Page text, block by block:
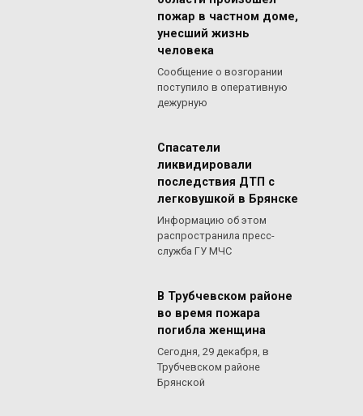
пожар в частном доме,
унесший жизнь
человека
Сообщение о возгорании
поступило в оперативную
дежурную
Спасатели
ликвидировали
последствия ДТП с
легковушкой в Брянске
Информацию об этом
распространила пресс-
служба ГУ МЧС
В Трубчевском районе
во время пожара
погибла женщина
Сегодня, 29 декабря, в
Трубчевском районе
Брянской